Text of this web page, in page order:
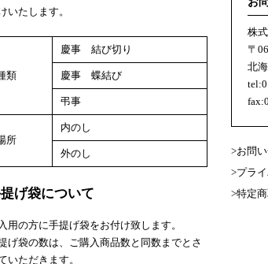
いたします。
類
慶事 結び切り
慶事 蝶結び
弔事
所
内のし
外のし
げ袋について
用の方に手提げ袋をお付け致します。
げ袋の数は、ご購入商品数と同数までとさ
いただきます。
株
〒
北
お問
プラ
特定